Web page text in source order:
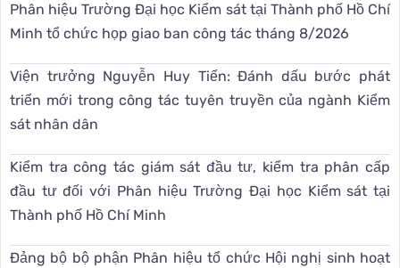
Phân hiệu Trường Đại học Kiểm sát tại Thành phố Hồ Chí
Minh tổ chức họp giao ban công tác tháng 8/2026
Viện trưởng Nguyễn Huy Tiến: Đánh dấu bước phát
triển mới trong công tác tuyên truyền của ngành Kiểm
sát nhân dân
Kiểm tra công tác giám sát đầu tư, kiểm tra phân cấp
đầu tư đối với Phân hiệu Trường Đại học Kiểm sát tại
Thành phố Hồ Chí Minh
Đảng bộ bộ phận Phân hiệu tổ chức Hội nghị sinh hoạt